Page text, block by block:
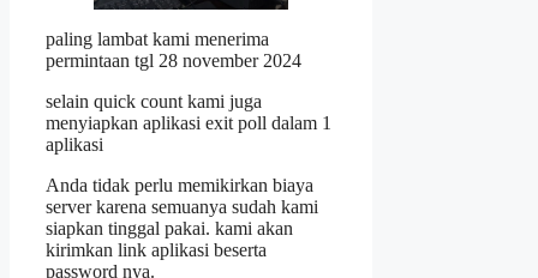
paling lambat kami menerima
permintaan tgl 28 november 2024
selain quick count kami juga
menyiapkan aplikasi exit poll dalam 1
aplikasi
Anda tidak perlu memikirkan biaya
server karena semuanya sudah kami
siapkan tinggal pakai. kami akan
kirimkan link aplikasi beserta
password nya.